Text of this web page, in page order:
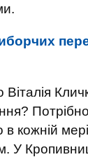
в кожній
У